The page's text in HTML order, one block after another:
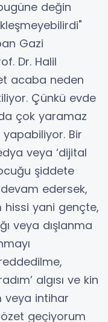
değin
Gazi
Dr. Halil
acaba neden
Çünkü evde
çok yaramaz
yapabiliyor. Bir
veya ‘dijital
şiddete
edersek,
hissi yani gençte,
veya dışlanma
algısı ve kin
veya intihar
geçiyorum